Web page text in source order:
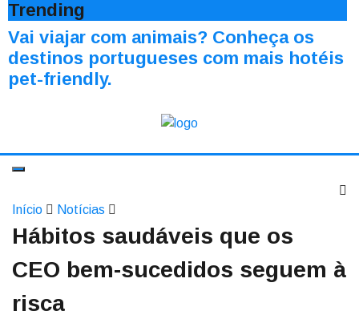
Trending
Vai viajar com animais? Conheça os
destinos portugueses com mais hotéis
pet-friendly.
Início Notícias
Hábitos saudáveis que os
CEO bem-sucedidos seguem à
risca